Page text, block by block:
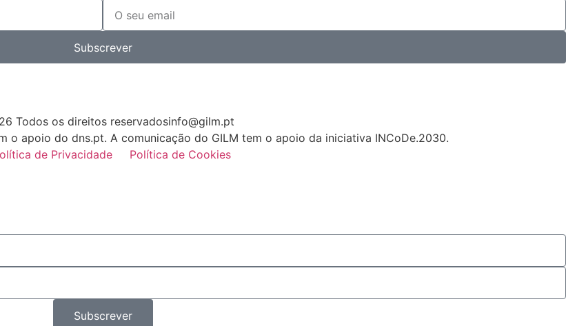
Subscrever
Todos os direitos reservadosinfo@gilm.pt
o apoio do dns.pt. A comunicação do GILM tem o apoio da iniciativa INCoDe.2030.
de Privacidade
Política de Cookies
Subscrever